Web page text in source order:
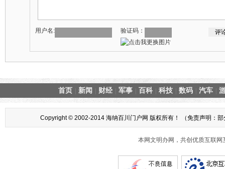
用户名: 验证码：
首页 新闻 财经 军事 百科 科技 数码 汽车
Copyright © 2002-2014 海纳百川门户网 版权所有！ （免责声明：
本网文明办网，共创优质互联